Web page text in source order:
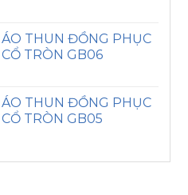
ÁO THUN ĐỒNG PHỤC
CỔ TRÒN GB06
ÁO THUN ĐỒNG PHỤC
CỔ TRÒN GB05